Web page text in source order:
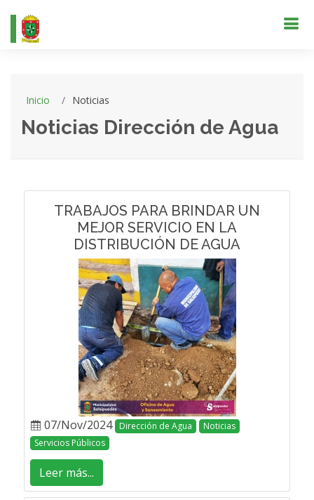
Inicio Noticias
Noticias Dirección de Agua
TRABAJOS PARA BRINDAR UN
MEJOR SERVICIO EN LA
DISTRIBUCIÓN DE AGUA
07/Nov/2024 Dirección de Agua
Noticias
Servicios Públicos
Leer más...